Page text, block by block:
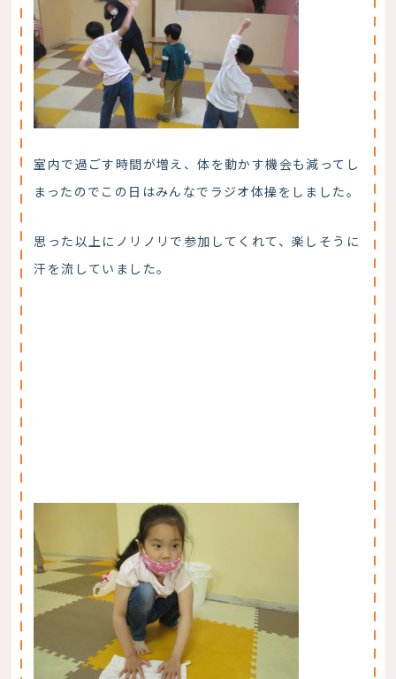
室内で過ごす時間が増え、体を動かす機会も減ってし
まったのでこの日はみんなでラジオ体操をしました。
思った以上にノリノリで参加してくれて、楽しそうに
汗を流していました。